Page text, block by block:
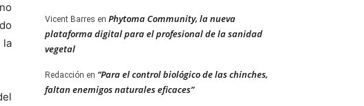
la
Vicent Barres en Phytoma Community, la nueva
plataforma digital para el profesional de la sanidad
vegetal
Redacción en “Para el control biológico de las chinches,
faltan enemigos naturales eficaces”